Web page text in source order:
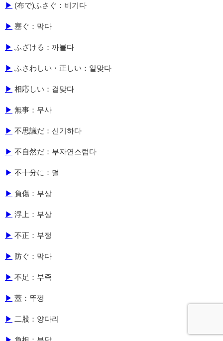
▶ (布で)ふさぐ：비기다
▶ 塞ぐ：막다
▶ ふざける：까불다
▶ ふさわしい・正しい：알맞다
▶ 相応しい：걸맞다
▶ 無事：무사
▶ 不思議だ：신기하다
▶ 不自然だ：부자연스럽다
▶ 不十分に：덜
▶ 負傷：부상
▶ 浮上：부상
▶ 不正：부정
▶ 防ぐ：막다
▶ 不足：부족
▶ 蓋：뚜껑
▶ 二股：양다리